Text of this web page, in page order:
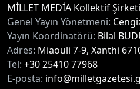
MİLLET MEDİA Kollektif Şirketi
Genel Yayın Yönetmeni:
Yayın Koordinatörü: Bilal
Adres: Miaouli 7-9, Xanthi
Tel: +30 25410 77968
E-posta: